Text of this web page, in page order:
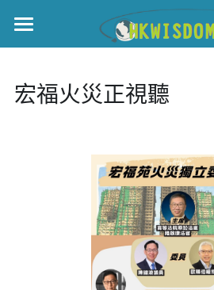
主頁
世界盃
正本清源•黎智英案
美西媒體謊言實錄
宏福‧革新
宏福苑聽證會
宏福火災正視聽
部落格分類
所有博客分類